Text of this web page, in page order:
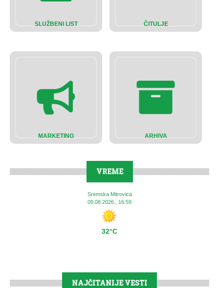
SLUŽBENI LIST ČITULJE
MARKETING ARHIVA
VREME
Sremska Mitrovica
09.08.2026., 16:59
32°C
NAJČITANIJE VESTI